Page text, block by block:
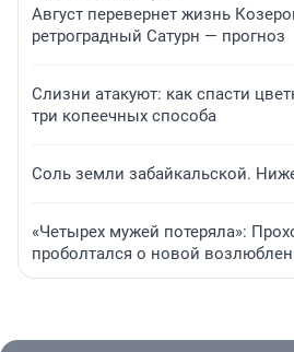
Август перевернет жизнь
ретроградный Сатурн — прогноз
Слизни атакуют: как спасти
три копеечных способа
Соль земли забайкальской.
«Четырех мужей потеряла»:
проболтался о новой